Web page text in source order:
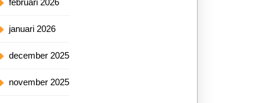
februari 2026
januari 2026
december 2025
november 2025